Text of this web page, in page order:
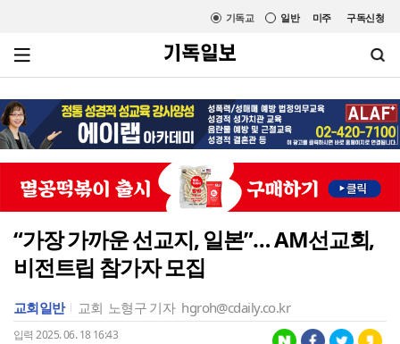
미주 구독신청
일반
기독교
“가장 가까운 선교지, 일본”… AM선교회,
비전트립 참가자 모집
교회일반 교회 노형구 기자 hgroh@cdaily.co.kr
입력 2025. 06. 18 16:43